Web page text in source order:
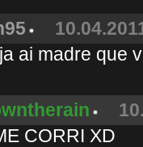
ai madre que
CORRI XD